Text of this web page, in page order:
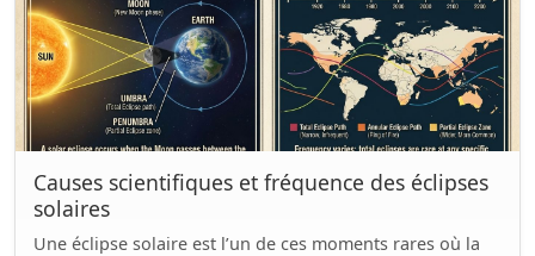
Causes scientifiques et fréquence des éclipses
solaires
Une éclipse solaire est l’un de ces moments rares où la